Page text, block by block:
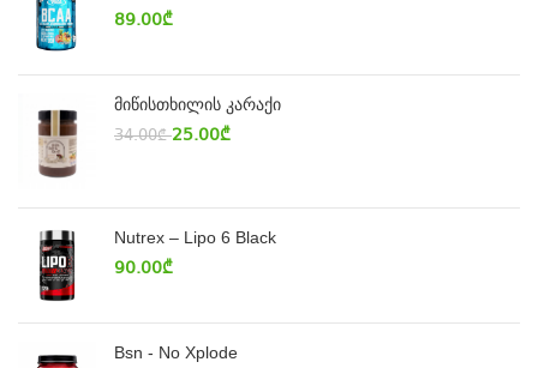
89.00₾
მიწისთხილის კარაქი
34.00₾ 25.00₾
Nutrex – Lipo 6 Black
90.00₾
Bsn - No Xplode